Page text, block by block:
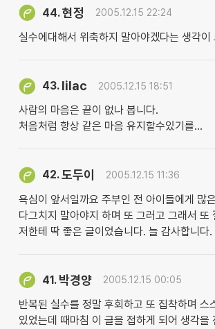
44.현정 2005.12.15 22:24
실수에대해서 위축하지 말아야겠다는 생각
43. lilac 2005.12.15 18:51
사람의 마음은 끝이 없나 봅니다.
처음처럼 항상 같은 마음 유지할수있기를...
42.도두이 2005.12.15 11:36
욕심이 앞서일까요 주부인 전 아이들에게 많
다그치지 말아야지 하며 또 그러고 그래서 또
저한테 딱 좋은 글이었습니다. 늘 감사합니다.
41. 박경양 2005.12.15 00:05
반복된 실수를 정말 후회하고 또 집착하며 스
있었는데 때마침 이 글을 접하게 되어 생각을